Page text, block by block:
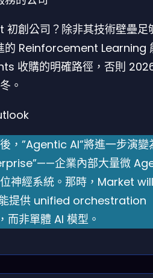
初創公司？除非其技術壁壘足
的 Reinforcement Learning
收購的明確路徑，否則
。
，”Agentic AI”將進一步演變
企業內部大量微
神經系統。那時，Market will
提供 unified orchestration
而非單體 AI 模型。